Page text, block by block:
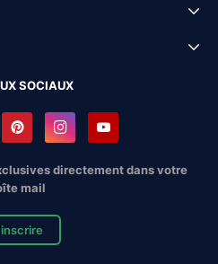
SOCIAUX
directement dans votre
mail